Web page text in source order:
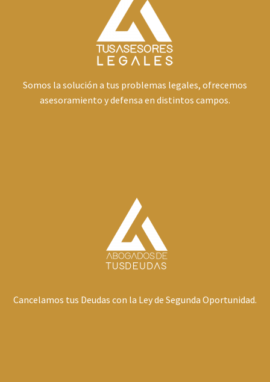
Somos la solución a tus problemas legales, ofrecemos
asesoramiento y defensa en distintos campos.
Cancelamos tus Deudas con la Ley de Segunda Oportunidad.